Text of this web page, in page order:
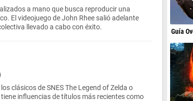
a mano que busca reproducir una
El videojuego de John Rhee salió adelante
llevado a cabo con éxito.
clásicos de SNES The Legend of Zelda o
influencias de títulos más recientes como
Guía